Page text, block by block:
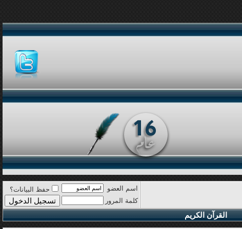
اسم العضو
حفظ البيانات؟
كلمة المرور
القرآن الكريم